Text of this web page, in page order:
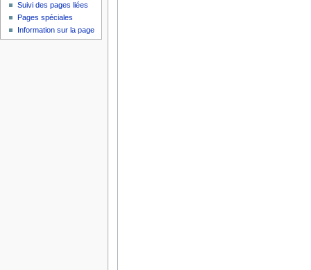
Suivi des pages liées
Pages spéciales
Information sur la page